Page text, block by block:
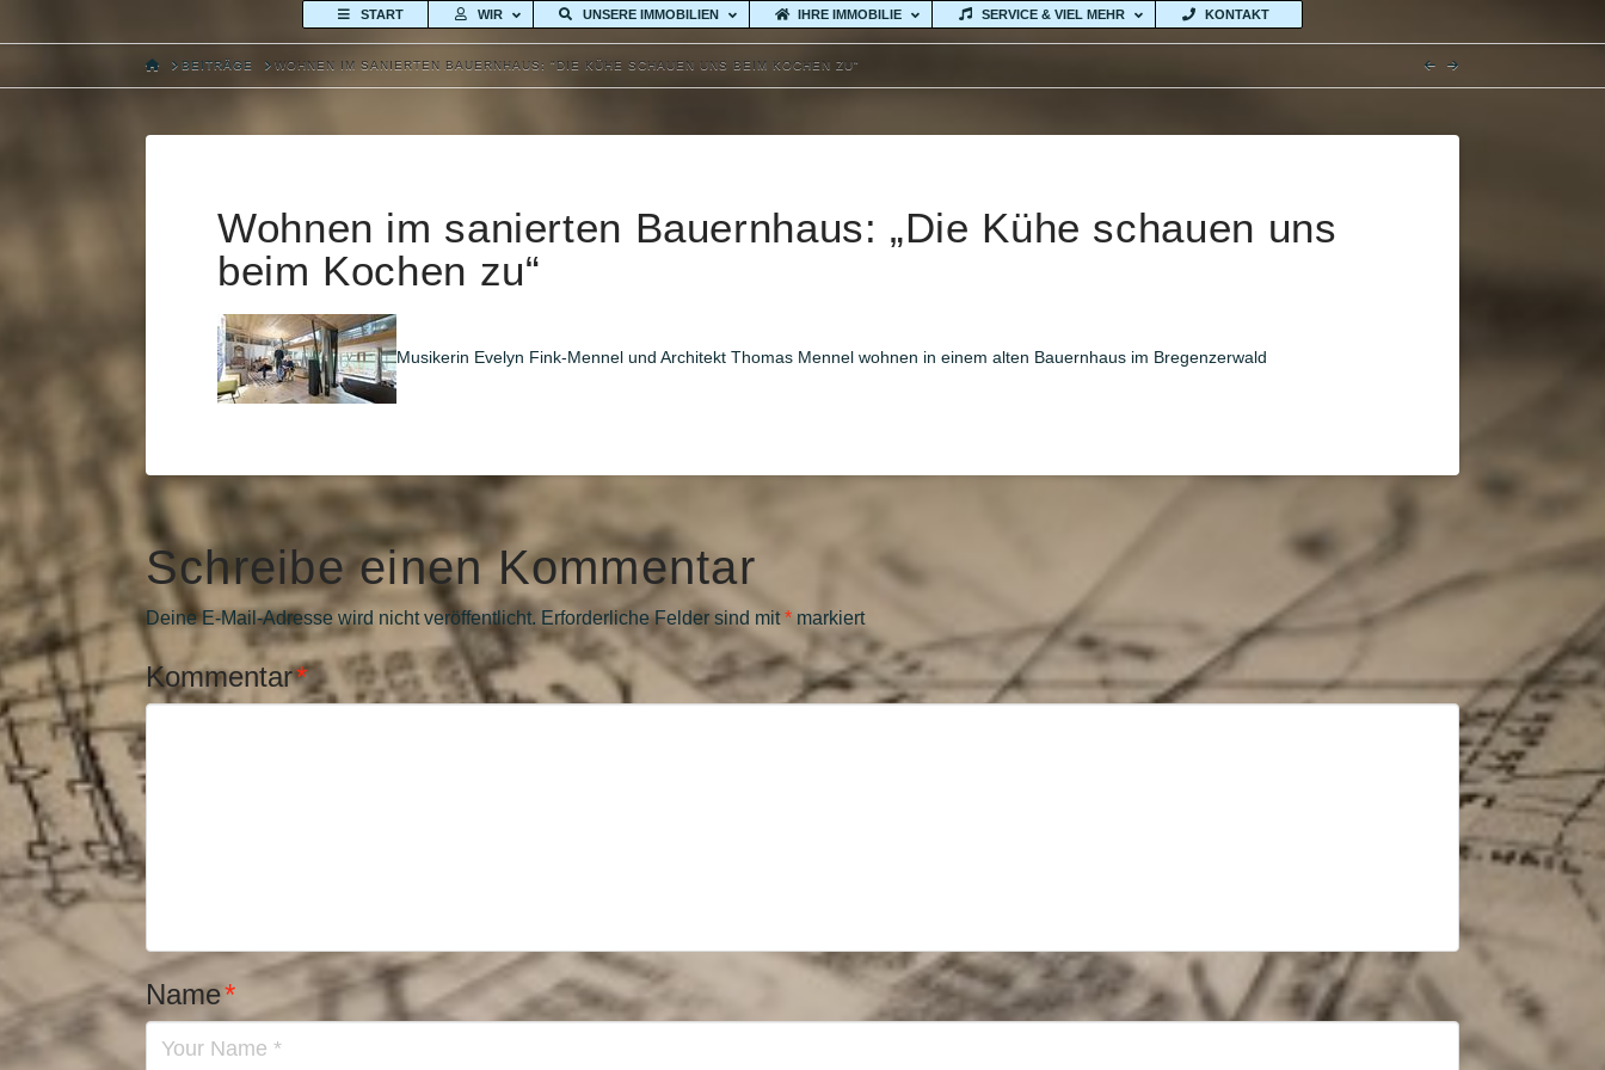
START WIR UNSERE IMMOBILIEN IHRE IMMOBILIE SERVICE & VIEL MEHR KONTAKT
HOMEBEITRÄGE WOHNEN IM SANIERTEN BAUERNHAUS: "DIE KÜHE SCHAUEN UNS BEIM KOCHEN ZU"
Wohnen im sanierten Bauernhaus: „Die Kühe schauen uns
beim Kochen zu“
Musikerin Evelyn Fink-Mennel und Architekt Thomas Mennel wohnen in einem alten Bauernhaus im Bregenzerwald
Schreibe einen Kommentar
Deine E-Mail-Adresse wird nicht veröffentlicht. Erforderliche Felder sind mit* markiert
Kommentar*
Name*